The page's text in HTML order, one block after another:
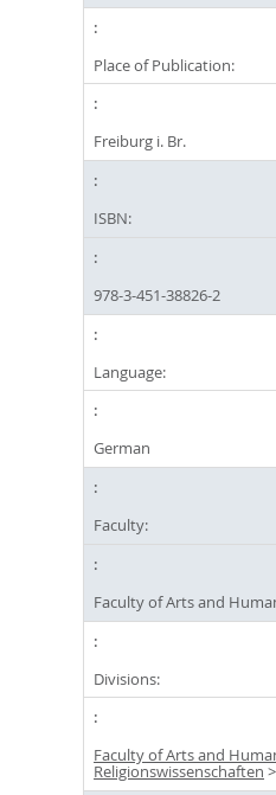
Place of Publication:
Freiburg i. Br.
ISBN:
978-3-451-38826-2
Language:
German
Faculty:
Faculty of Arts and
Divisions:
Faculty of Arts and
Religionswissenschaften >